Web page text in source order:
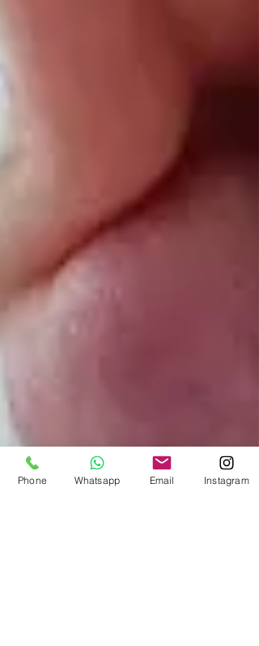
Phone Whatsapp Email Instagram